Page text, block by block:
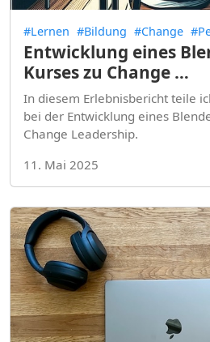
#Lernen #Bildung #Change
Entwicklung eines
Kurses zu Change …
In diesem Erlebnisbericht teile
bei der Entwicklung eines
Change Leadership.
11. Mai 2025